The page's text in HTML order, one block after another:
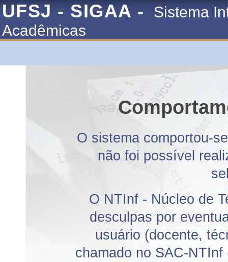
UFSJ - SIGAA -
Sistema
Acadêmicas
O sistema comportou-
não foi possível
O NTInf - Núcleo de
desculpas por
usuário (docente,
chamado no SAC-NTInf